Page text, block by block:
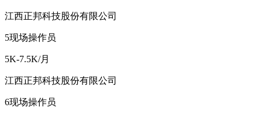
江西正邦科技股份有限公司
5现场操作员
5K-7.5K/月
江西正邦科技股份有限公司
6现场操作员